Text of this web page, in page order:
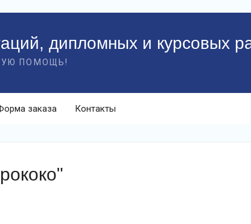
дипломных и курсовых
ПОМОЩЬ!
заказа Контакты